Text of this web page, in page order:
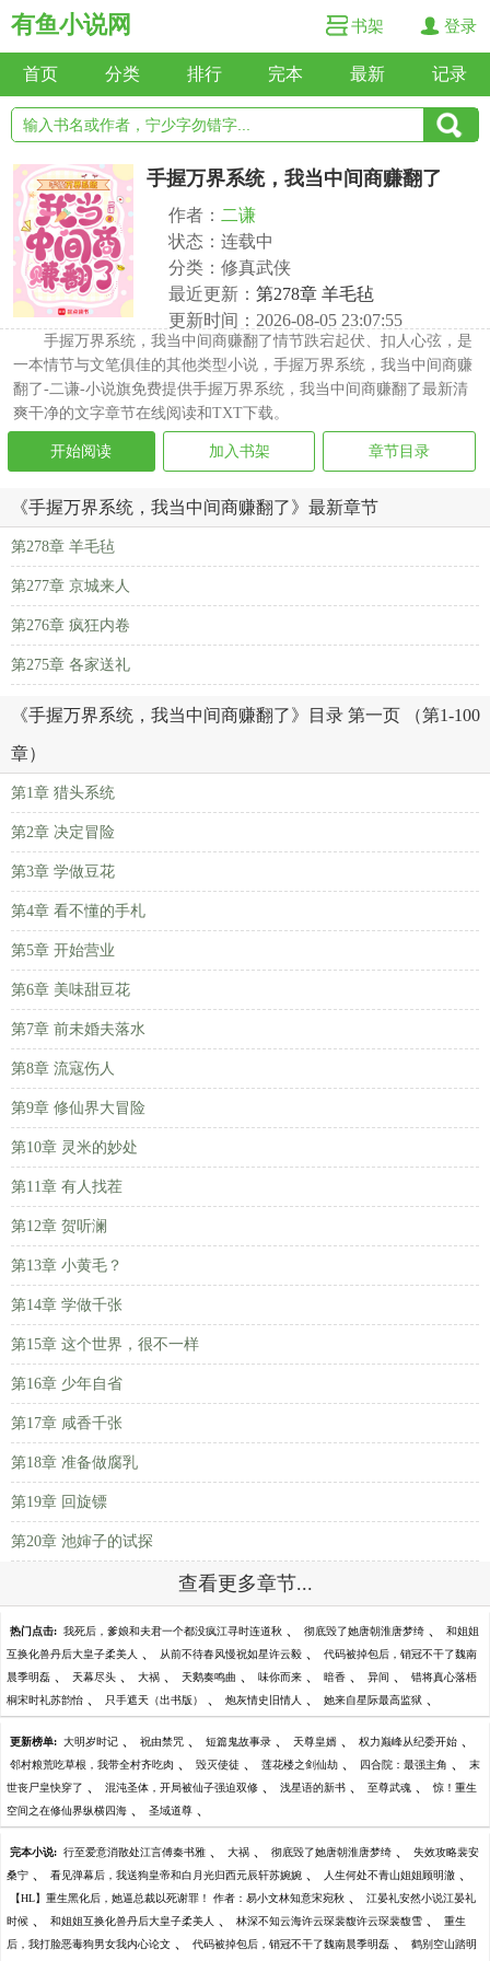
有鱼小说网 书架 登录
首页 分类 排行 完本 最新 记录
手握万界系统，我当中间商赚翻了
作者： 二谦
状态：连载中
分类：修真武侠
最近更新： 第278章 羊毛毡
更新时间：2026-08-05 23:07:55
手握万界系统，我当中间商赚翻了情节跌宕起伏、扣人心弦，是
一本情节与文笔俱佳的其他类型小说，手握万界系统，我当中间商赚
翻了-二谦-小说旗免费提供手握万界系统，我当中间商赚翻了最新清
爽干净的文字章节在线阅读和TXT下载。
开始阅读 加入书架 章节目录
《手握万界系统，我当中间商赚翻了》最新章节
第278章 羊毛毡
第277章 京城来人
第276章 疯狂内卷
第275章 各家送礼
《手握万界系统，我当中间商赚翻了》目录 第一页 （第1-100
章）
第1章 猎头系统
第2章 决定冒险
第3章 学做豆花
第4章 看不懂的手札
第5章 开始营业
第6章 美味甜豆花
第7章 前未婚夫落水
第8章 流寇伤人
第9章 修仙界大冒险
第10章 灵米的妙处
第11章 有人找茬
第12章 贺听澜
第13章 小黄毛？
第14章 学做千张
第15章 这个世界，很不一样
第16章 少年自省
第17章 咸香千张
第18章 准备做腐乳
第19章 回旋镖
第20章 池婶子的试探
查看更多章节...
热门点击: 我死后，爹娘和夫君一个都没疯江寻时连道秋 、 彻底毁了她唐朝淮唐梦绮 、 和姐姐
互换化兽丹后大皇子柔美人 、 从前不待春风慢祝如星许云毅 、 代码被掉包后，销冠不干了魏南
晨季明磊 、 天幕尽头 、 大祸 、 天鹅奏鸣曲 、 味你而来 、 暗香 、 异间 、 错将真心落梧
桐宋时礼苏韵怡 、 只手遮天（出书版） 、 炮灰情史旧情人 、 她来自星际最高监狱 、
更新榜单: 大明岁时记 、 祝由禁咒 、 短篇鬼故事录 、 天尊皇婿 、 权力巅峰从纪委开始 、
邻村粮荒吃草根，我带全村齐吃肉 、 毁灭使徒 、 莲花楼之剑仙劫 、 四合院：最强主角 、 末
世丧尸皇快穿了 、 混沌圣体，开局被仙子强迫双修 、 浅星语的新书 、 至尊武魂 、 惊！重生
空间之在修仙界纵横四海 、 圣域道尊 、
完本小说: 行至爱意消散处江言傅秦书雅 、 大祸 、 彻底毁了她唐朝淮唐梦绮 、 失效攻略裴安
桑宁 、 看见弹幕后，我送狗皇帝和白月光归西元辰轩苏婉婉 、 人生何处不青山姐姐顾明澈 、
【HL】重生黑化后，她逼总裁以死谢罪！ 作者：易小文林知意宋宛秋 、 江晏礼安然小说江晏礼
时候 、 和姐姐互换化兽丹后大皇子柔美人 、 林深不知云海许云琛裴馥许云琛裴馥雪 、 重生
后，我打脸恶毒狗男女我内心论文 、 代码被掉包后，销冠不干了魏南晨季明磊 、 鹤别空山踏明